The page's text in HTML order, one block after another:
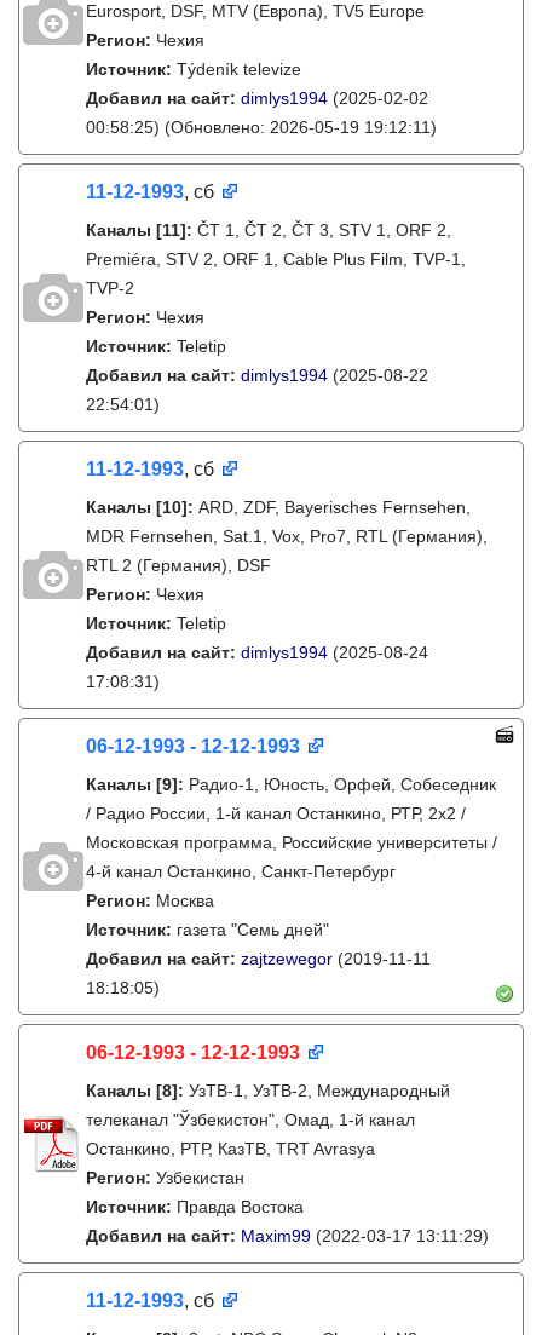
Eurosport, DSF, MTV (Европа), TV5 Europe
Регион: Чехия
Источник: Týdeník televize
Добавил на сайт: dimlys1994 (2025-02-02
00:58:25) (Обновлено: 2026-05-19 19:12:11)
11-12-1993, сб
Каналы [11]: ČT 1, ČT 2, ČT 3, STV 1, ORF 2,
Premiéra, STV 2, ORF 1, Cable Plus Film, TVP-1,
TVP-2
Регион: Чехия
Источник: Teletip
Добавил на сайт: dimlys1994 (2025-08-22
22:54:01)
11-12-1993, сб
Каналы [10]: ARD, ZDF, Bayerisches Fernsehen,
MDR Fernsehen, Sat.1, Vox, Pro7, RTL (Германия),
RTL 2 (Германия), DSF
Регион: Чехия
Источник: Teletip
Добавил на сайт: dimlys1994 (2025-08-24
17:08:31)
06-12-1993 - 12-12-1993
Каналы [9]: Радио-1, Юность, Орфей, Собеседник
/ Радио России, 1-й канал Останкино, РТР, 2х2 /
Московская программа, Российские университеты /
4-й канал Останкино, Санкт-Петербург
Регион: Москва
Источник: газета "Семь дней"
Добавил на сайт: zajtzewegor (2019-11-11
18:18:05)
06-12-1993 - 12-12-1993
Каналы [8]: УзТВ-1, УзТВ-2, Международный
телеканал "Ўзбекистон", Омад, 1-й канал
Останкино, РТР, КазТВ, TRT Avrasya
Регион: Узбекистан
Источник: Правда Востока
Добавил на сайт: Maxim99 (2022-03-17 13:11:29)
11-12-1993, сб